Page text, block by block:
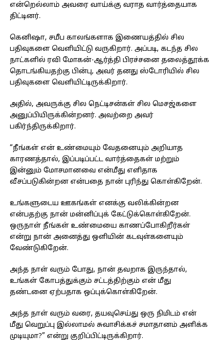
என்றெல்லாம் அவரை வாய்க்கு வராத வார்த்தையாக
திட்டினர்.
கெனிஷா, சமீப காலங்களாக இணையத்தில் சில
பதிவுகளை வெளியிட்டு வருகிறார். அப்படி, கடந்த சில
நாட்களில் ரவி மோகன்-ஆர்த்தி பிரச்சனை தலைத்தூக்க
தொடங்கியதற்கு பின்பு, அவர் தனது ஸ்டோரியில் சில
பதிவுகளை வெளியிட்டிருக்கிறார்.
அதில், அவருக்கு சில நெட்டிசன்கள் சில மெசஜ்களை
அனுப்பியிருக்கின்றனர். அவற்றை அவர்
பகிர்ந்திருக்கிறார்.
“நீங்கள் என் உண்மையும் வேதனையும் அறியாத
காரணத்தால், இப்படிப்பட்ட வார்த்தைகள் மற்றும்
இன்னும் மோசமானவை என்மீது எளிதாக
வீசப்படுகின்றன என்பதை நான் புரிந்து கொள்கிறேன்.
உங்களுடைய ஊகங்கள் எனக்கு வலிக்கின்றன
என்பதற்கு நான் மன்னிப்புக் கேட்டுக்கொள்கிறேன்.
ஒருநாள் நீங்கள் உண்மையை காணப்போகிறீர்கள்
என்று நான் அனைத்து ஒளியின் கடவுள்களையும்
வேண்டுகிறேன்.
அந்த நாள் வரும் போது, நான் தவறாக இருந்தால்,
உங்கள் கோபத்துக்கும் சட்டத்திற்கும் என் மீது
தண்டனை ஏற்பதாக ஒப்புக்கொள்கிறேன்.
அந்த நாள் வரும் வரை, தயவுசெய்து ஒரு நிமிடம் என்
மீது வெறுப்பு இல்லாமல் சுவாசிக்கச் சமாதானம் அளிக்க
முடியுமா?” என்று குறிப்பிட்டிருக்கிறார்.